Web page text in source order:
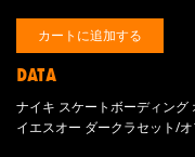
DATA
ナイキ スケートボーディング
イエスオー ダークラセット/